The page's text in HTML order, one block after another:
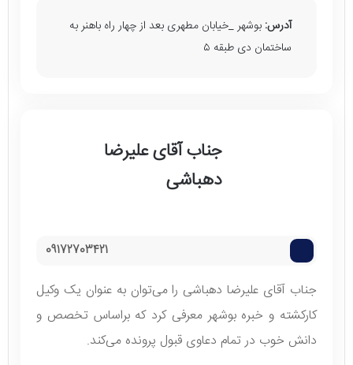
آدرس: بوشهر _خیابان مطهری بعد از چهار راه باهنر به
ساختمان دی طبقه ۵
جناب آقای علیرضا
دهباشی
09172703421
جناب آقای علیرضا دهباشی را می‌توان به عنوان یک وکیل
کارکشته و خبره بوشهر معرفی کرد که براساس تخصص و
دانش خوب در تمام دعاوی قبول پرونده می‌کند.